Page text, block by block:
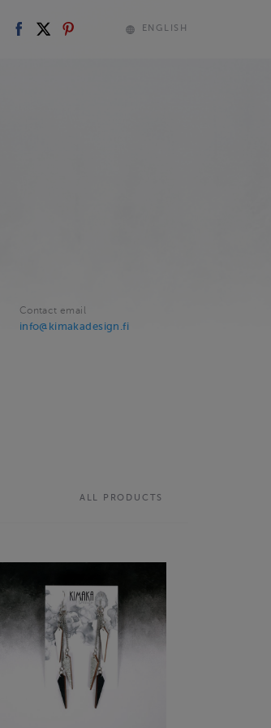
ENGLISH
Contact email
info@kimakadesign.fi
ALL PRODUCTS